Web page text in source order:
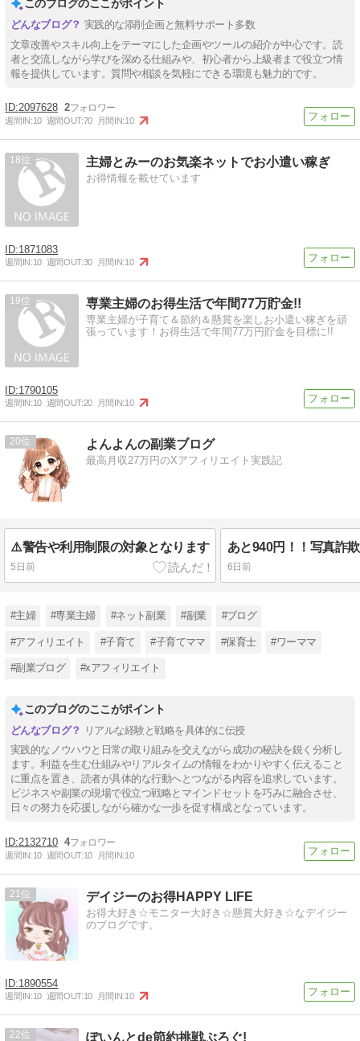
このブログのここがポイント
実践的な添削企画と無料サポート多数
文章改善やスキル向上をテーマにした企画やツールの紹介が中心です。読
者と交流しながら学びを深める仕組みや、初心者から上級者まで役立つ情
報を提供しています。質問や相談を気軽にできる環境も魅力的です。
2097628 2
週間IN:10 週間OUT:70 月間IN:10
18 主婦とみーのお気楽ネットでお小遣い稼ぎ
お得情報を載せています
1871083
週間IN:10 週間OUT:30 月間IN:10
19 専業主婦のお得生活で年間77万貯金!!
専業主婦が子育て＆節約＆懸賞を楽しお小遣い稼ぎを頑
張っています！お得生活で年間77万円貯金を目標に!!
1790105
週間IN:10 週間OUT:20 月間IN:10
20 よんよんの副業ブログ
最高月収27万円のXアフィリエイト実践記
⚠️警告や利用制限の対象となります
5日前
あと940円！！写真詐
6日前
#主婦 #専業主婦 #ネット副業 #副業 #ブログ
#アフィリエイト #子育て #子育てママ #保育士 #ワーママ
#副業ブログ #xアフィリエイト
このブログのここがポイント
リアルな経験と戦略を具体的に伝授
実践的なノウハウと日常の取り組みを交えながら成功の秘訣を鋭く分析し
ます。利益を生む仕組みやリアルタイムの情報をわかりやすく伝えること
に重点を置き、読者が具体的な行動へとつながる内容を追求しています。
ビジネスや副業の現場で役立つ戦略とマインドセットを巧みに融合させ、
日々の努力を応援しながら確かな一歩を促す構成となっています。
2132710 4
週間IN:10 週間OUT:10 月間IN:10
21 デイジーのお得HAPPY LIFE
お得大好き☆モニター大好き☆懸賞大好き☆なデイジー
のブログです。
1890554
週間IN:10 週間OUT:10 月間IN:10
22 ぽいんとde節約挑戦ぶろぐ!